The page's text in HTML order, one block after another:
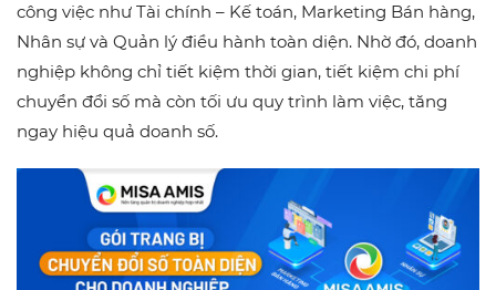
công việc như Tài chính – Kế toán, Marketing Bán hàng,
Nhân sự và Quản lý điều hành toàn diện. Nhờ đó, doanh
nghiệp không chỉ tiết kiệm thời gian, tiết kiệm chi phí
chuyển đổi số mà còn tối ưu quy trình làm việc, tăng
ngay hiệu quả doanh số.